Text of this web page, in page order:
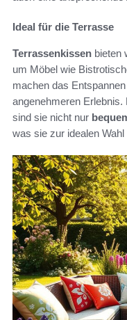
Ideal für die Terrasse
Terrassenkissen bieten
um Möbel wie
machen das
angenehmeren
sind sie nicht nur
was sie zur idealen